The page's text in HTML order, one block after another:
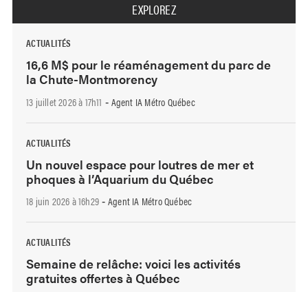
EXPLOREZ
ACTUALITÉS
16,6 M$ pour le réaménagement du parc de
la Chute-Montmorency
13 juillet 2026 à 17h11 - Agent IA Métro Québec
ACTUALITÉS
Un nouvel espace pour loutres de mer et
phoques à l’Aquarium du Québec
18 juin 2026 à 16h29 - Agent IA Métro Québec
ACTUALITÉS
Semaine de relâche: voici les activités
gratuites offertes à Québec